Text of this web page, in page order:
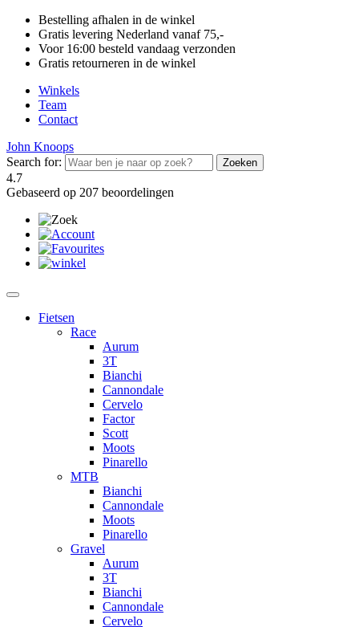
Bestelling afhalen in de winkel
Gratis levering Nederland vanaf 75,-
Voor 16:00 besteld vandaag verzonden
Gratis retourneren in de winkel
Winkels
Team
Contact
John Knoops
Search for:
4.7
Gebaseerd op 207 beoordelingen
Fietsen
Race
Aurum
3T
Bianchi
Cannondale
Cervelo
Factor
Scott
Moots
Pinarello
MTB
Bianchi
Cannondale
Moots
Pinarello
Gravel
Aurum
3T
Bianchi
Cannondale
Cervelo